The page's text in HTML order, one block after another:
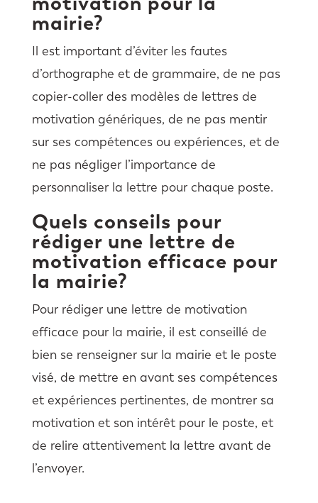
mairie?
Il est important d’éviter les fautes
d’orthographe et de grammaire, de ne pas
copier-coller des modèles de lettres de
motivation génériques, de ne pas mentir
sur ses compétences ou expériences, et de
ne pas négliger l’importance de
personnaliser la lettre pour chaque poste.
Quels conseils pour
rédiger une lettre de
motivation efficace pour
la mairie?
Pour rédiger une lettre de motivation
efficace pour la mairie, il est conseillé de
bien se renseigner sur la mairie et le poste
visé, de mettre en avant ses compétences
et expériences pertinentes, de montrer sa
motivation et son intérêt pour le poste, et
de relire attentivement la lettre avant de
l’envoyer.